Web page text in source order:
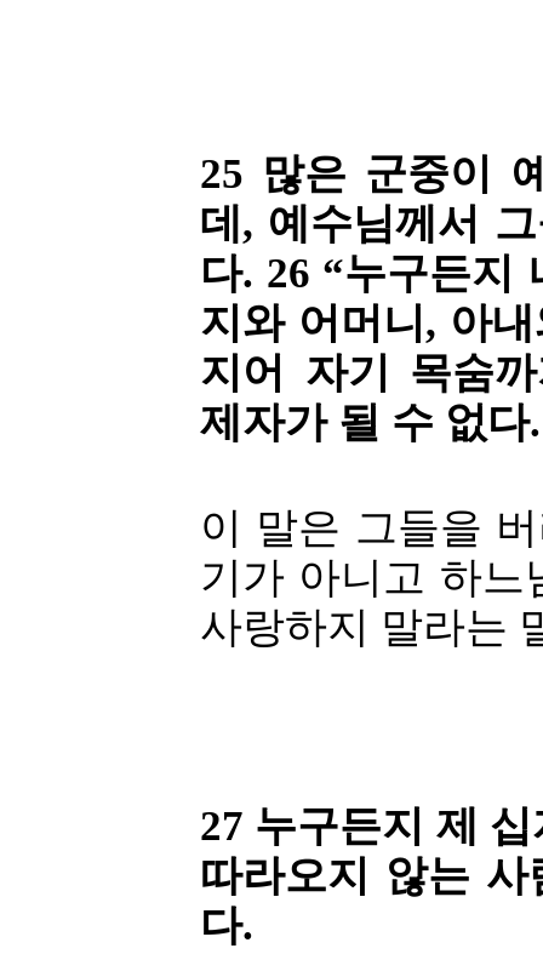
25 많은 군중이
데, 예수님께서
다. 26 “누구든지
지와 어머니, 아
지어 자기 목숨
제자가 될 수 없다.
이 말은 그들을
기가 아니고 하느
사랑하지 말라는
27 누구든지 제
따라오지 않는
다.